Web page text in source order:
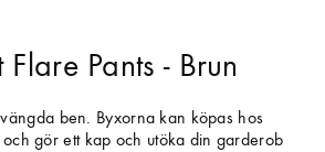
Pants - Brun
ben. Byxorna kan köpas hos
gör ett kap och utöka din garderob